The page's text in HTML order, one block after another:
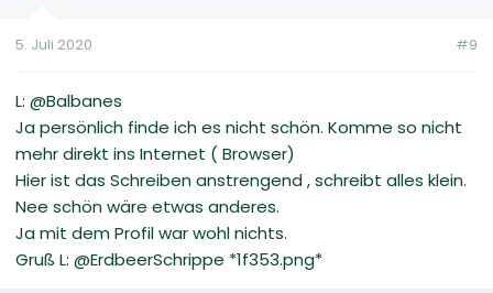
5. Juli 2020 #9
L: @Balbanes
Ja persönlich finde ich es nicht schön. Komme so nicht
mehr direkt ins Internet ( Browser)
Hier ist das Schreiben anstrengend , schreibt alles klein.
Nee schön wäre etwas anderes.
Ja mit dem Profil war wohl nichts.
Gruß L: @ErdbeerSchrippe *1f353.png*